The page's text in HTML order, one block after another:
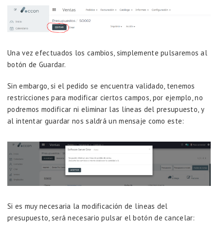
Una vez efectuados los cambios, simplemente pulsaremos al
botón de Guardar.
Sin embargo, si el pedido se encuentra validado, tenemos
restricciones para modificar ciertos campos, por ejemplo, no
podremos modificar ni eliminar las líneas del presupuesto, y
al intentar guardar nos saldrá un mensaje como este:
Si es muy necesaria la modificación de líneas del
presupuesto, será necesario pulsar el botón de cancelar: